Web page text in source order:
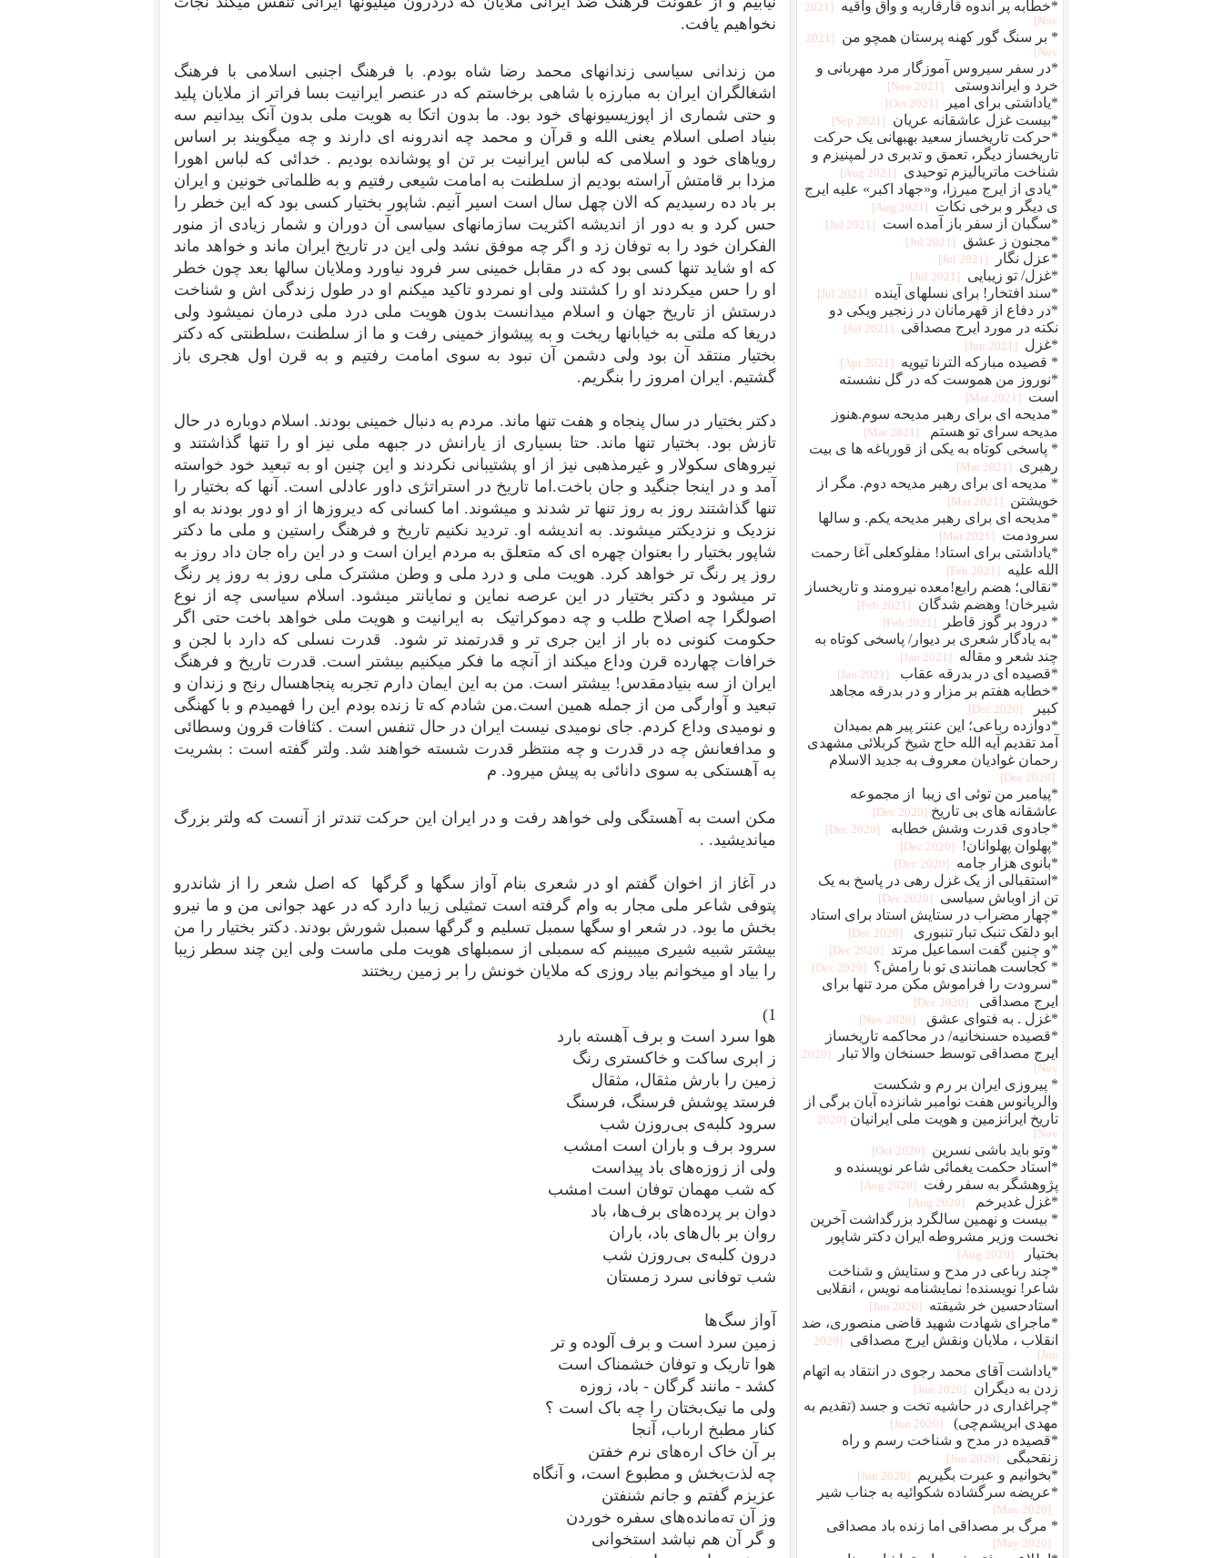
نخواهیم یافت.
من زندانی سیاسی زندانهای محمد رضا شاه بودم. با فرهنگ اجنبی اسلامی با فرهنگ
اشغالگران ایران به مبارزه با شاهی برخاستم که در عنصر ایرانیت بسا فراتر از ملایان پلید
و حتی شماری از اپوزیسیونهای خود بود. ما بدون اتکا به هویت ملی بدون آنک بیدانیم سه
بنیاد اصلی اسلام یعنی الله و قرآن و محمد چه اندرونه ای دارند و چه میگویند بر اساس
رویاهای خود و اسلامی که لباس ایرانیت بر تن او پوشانده بودیم . خدائی که لباس اهورا
مزدا بر قامتش آراسته بودیم از سلطنت به امامت شیعی رفتیم و به ظلماتی خونین و ایران
بر باد ده رسیدیم که الان چهل سال است اسیر آنیم. شاپور بختیار کسی بود که این خطر را
حس کرد و به دور از اندیشه اکثریت سازمانهای سیاسی آن دوران و شمار زیادی از منور
الفکران خود را به توفان زد و اگر چه موفق نشد ولی این در تاریخ ایران ماند و خواهد ماند
که او شاید تنها کسی بود که در مقابل خمینی سر فرود نیاورد وملایان سالها بعد چون خطر
او را حس میکردند او را کشتند ولی او نمردو تاکید میکنم او در طول زندگی اش و شناخت
درستش از تاریخ جهان و اسلام میدانست بدون هویت ملی درد ملی درمان نمیشود ولی
دریغا که ملتی به خیابانها ریخت و به پیشواز خمینی رفت و ما از سلطنت ،سلطنتی که دکتر
بختیار منتقد آن بود ولی دشمن آن نبود به سوی امامت رفتیم و به قرن اول هجری باز
گشتیم. ایران امروز را بنگریم.
دکتر بختیار در سال پنجاه و هفت تنها ماند. مردم به دنبال خمینی بودند. اسلام دوباره در حال
تازش بود. بختیار تنها ماند. حتا بسیاری از یارانش در جبهه ملی نیز او را تنها گذاشتند و
نیروهای سکولار و غیرمذهبی نیز از او پشتیبانی نکردند و این چنین او به تبعید خود خواسته
آمد و در اینجا جنگید و جان باخت.اما تاریخ در استراتژی داور عادلی است. آنها که بختیار را
تنها گذاشتند روز به روز تنها تر شدند و میشوند. اما کسانی که دیروزها از او دور بودند به او
نزدیک و نزدیکتر میشوند. به اندیشه او. تردید نکنیم تاریخ و فرهنگ راستین و ملی ما دکتر
شاپور بختیار را بعنوان چهره ای که متعلق به مردم ایران است و در این راه جان داد روز به
روز پر رنگ تر خواهد کرد. هویت ملی و درد ملی و وطن مشترک ملی روز به روز پر رنگ
تر میشود و دکتر بختیار در این عرصه نماین و نمایانتر میشود. اسلام سیاسی چه از نوع
اصولگرا چه اصلاح طلب و چه دموکراتیک به ایرانیت و هویت ملی خواهد باخت حتی اگر
حکومت کنونی ده بار از این جری تر و قدرتمند تر شود. قدرت نسلی که دارد با لجن و
خرافات چهارده قرن وداع میکند از آنچه ما فکر میکنیم بیشتر است. قدرت تاریخ و فرهنگ
ایران از سه بنیادمقدس! بیشتر است. من به این ایمان دارم تجربه پنجاهسال رنج و زندان و
تبعید و آوارگی من از جمله همین است.من شادم که تا زنده بودم این را فهمیدم و با کهنگی
و نومیدی وداع کردم. جای نومیدی نیست ایران در حال تنفس است . کثافات قرون وسطائی
و مدافعانش چه در قدرت و چه منتظر قدرت شسته خواهند شد. ولتر گفته است : بشریت
به آهستکی به سوی دانائی به پیش میرود. م
مکن است به آهستگی ولی خواهد رفت و در ایران این حرکت تندتر از آنست که ولتر بزرگ
میاندیشید. .
در آغاز از اخوان گفتم او در شعری بنام آواز سگها و گرگها که اصل شعر را از شاندرو
پتوفی شاعر ملی مجار به وام گرفته است تمثیلی زیبا دارد که در عهد جوانی من و ما نیرو
بخش ما بود. در شعر او سگها سمبل تسلیم و گرگها سمبل شورش بودند. دکتر بختیار را من
بیشتر شبیه شیری میبینم که سمبلی از سمبلهای هویت ملی ماست ولی این چند سطر زیبا
را بیاد او میخوانم بیاد روزی که ملایان خونش را بر زمین ریختند
1)
هوا سرد است و برف آهسته بارد
ز ابری ساکت و خاکستری رنگ
زمین را بارش مثقال، مثقال
فرستد پوشش فرسنگ، فرسنگ
سرود کلبه‌ی بی‌روزن شب
سرود برف و باران است امشب
ولی از زوزه‌های باد پیداست
که شب مهمان توفان است امشب
دوان بر پرده‌های برف‌ها، باد
روان بر بال‌های باد، باران
درون کلبه‌ی بی‌روزن شب
شب توفانی سرد زمستان
آواز سگ‌ها
زمین سرد است و برف آلوده و تر
هوا تاریک و توفان خشمناک است
کشد - مانند گرگان - باد، زوزه
ولی ما نیک‌بختان را چه باک است ؟
کنار مطبخ ارباب، آنجا
بر آن خاک اره‌های نرم خفتن
چه لذت‌بخش و مطبوع است، و آنگاه
عزیزم گفتم و جانم شنفتن
وز آن ته‌مانده‌های سفره خوردن
و گر آن هم نباشد استخوانی
*خطابه پر اندوه قارقاریه و واق واقیه
[2021
Nov]
* بر سنگ گور کهنه پرستان همچو من
[2021
Nov]
*در سفر سیروس آموزگار مرد مهربانی و
خرد و ایراندوستی
[2021 Nov]
*یاداشتی برای امیر [2021 Oct]
*بیست غزل عاشقانه عریان [2021 Sep]
*حرکت تاریخساز سعید بهبهانی یک حرکت
تاریخساز دیگر، تعمق و تدبری در لمپنیزم و
شناخت ماتریالیزم توحیدی
[2021 Aug]
*یادی از ایرج میرزا، و«جهاد اکبر» علیه ایرج
ی دیگر و برخی نکات
[2021 Aug]
*سگبان از سفر باز آمده است [2021 Jul]
*مجنون ز عشق [2021 Jul]
*عزل نگار [2021 Jul]
*غزل/ تو زیبایی [2021 Jul]
*سند افتخار! برای نسلهای آینده [2021 Jul]
*در دفاع از قهرمانان در زنجیر ویکی دو
نکته در مورد ایرج مصداقی
[2021 Jul]
*غزل [2021 Jun]
* قصیده مبارکه الترنا تیویه [2021 Apr]
*نوروز من هموست که در گل نشسته
است
[2021 Mar]
*مدیحه ای برای رهبر مدیحه سوم.هنوز
مدیحه سرای تو هستم
[2021 Mar]
* پاسخی کوتاه به یکی از قورباغه ها ی بیت
رهبری
[2021 Mar]
* مدیحه ای برای رهبر مدیحه دوم. مگر از
خویشتن
[2021 Mar]
*مدیحه ای برای رهبر مدیحه یکم. و سالها
سرودمت
[2021 Mar]
*یاداشتی برای استاد! مفلوکعلی آغا رحمت
الله علیه
[2021 Feb]
*نقالی؛ هضم رابع!معده نیرومند و تاریخساز
شیرخان! وهضم شدگان
[2021 Feb]
* درود بر گوز قاطر [2021 Feb]
*به یادگار شعری بر دیوار/ پاسخی کوتاه به
چند شعر و مقاله
[2021 Jan]
*قصیده ای در بدرقه عقاب [2021 Jan]
*خطابه هفتم بر مزار و در بدرقه مجاهد
کبیر
[2020 Dec]
*دوازده رباعی؛ این عنتر پیر هم بمیدان
آمد تقدیم آیه الله حاج شیخ کربلائی مشهدی
رحمان غوادیان معروف به جدید الاسلام
[2020 Dec]
*پیامبر من توئی ای زیبا از مجموعه
عاشقانه های بی تاریخ [2020 Dec]
*جادوی قدرت وشش خطابه [2020 Dec]
*پهلوان پهلوانان! [2020 Dec]
*بانوی هزار جامه [2020 Dec]
*استقبالی از یک غزل رهی در پاسخ به یک
تن از اوباش سیاسی
[2020 Dec]
*چهار مضراب در ستایش استاد برای استاد
ابو دلقک تنبک تبار تنبوری
[2020 Dec]
*و چنین گفت اسماعیل مرتد [2020 Dec]
* کجاست همانندی تو با رامش؟ [2020 Dec]
*سرودت را فراموش مکن مرد تنها برای
ایرج مصداقی
[2020 Dec]
*غزل . به فتوای عشق [2020 Nov]
*قصیده حسنخانیه/ در محاکمه تاریخساز
ایرج مصداقی توسط حسنخان والا تبار
[2020
Nov]
* پیروزی ایران بر رم و شکست
والریانوس هفت نوامبر شانزده آبان برگی از
تاریخ ایرانزمین و هویت ملی ایرانیان
[2020
Nov]
*وتو باید باشی نسرین [2020 Oct]
*استاد حکمت یغمائی شاعر نویسنده و
پژوهشگر به سفر رفت
[2020 Aug]
*غزل غدیرخم [2020 Aug]
* بیست و نهمین سالگرد بزرگداشت آخرین
نخست وزیر مشروطه ایران دکتر شاپور
بختیار
[2020 Aug]
*چند رباعی در مدح و ستایش و شناخت
شاعر! نویسنده! نمایشنامه نویس ، انقلابی
استادحسین خر شیفته
[2020 Jun]
*ماجرای شهادت شهید قاضی منصوری، ضد
انقلاب ، ملایان ونقش ایرج مصداقی
[2020
Jun]
*یاداشت آقای محمد رجوی در انتقاد به اتهام
زدن به دیگران
[2020 Jun]
*چراغداری در حاشیه تخت و جسد (تقدیم به
مهدی ابریشم‌چی)
[2020 Jun]
*قصیده در مدح و شناخت رسم و راه
زنقحبگی
[2020 Jun]
*بخوانیم و عبرت بگیریم [2020 Jun]
*عریضه سرگشاده شکوائیه به جناب شیر
[2020 May]
* مرگ بر مصداقی اما زنده باد مصداقی
[2020 May]